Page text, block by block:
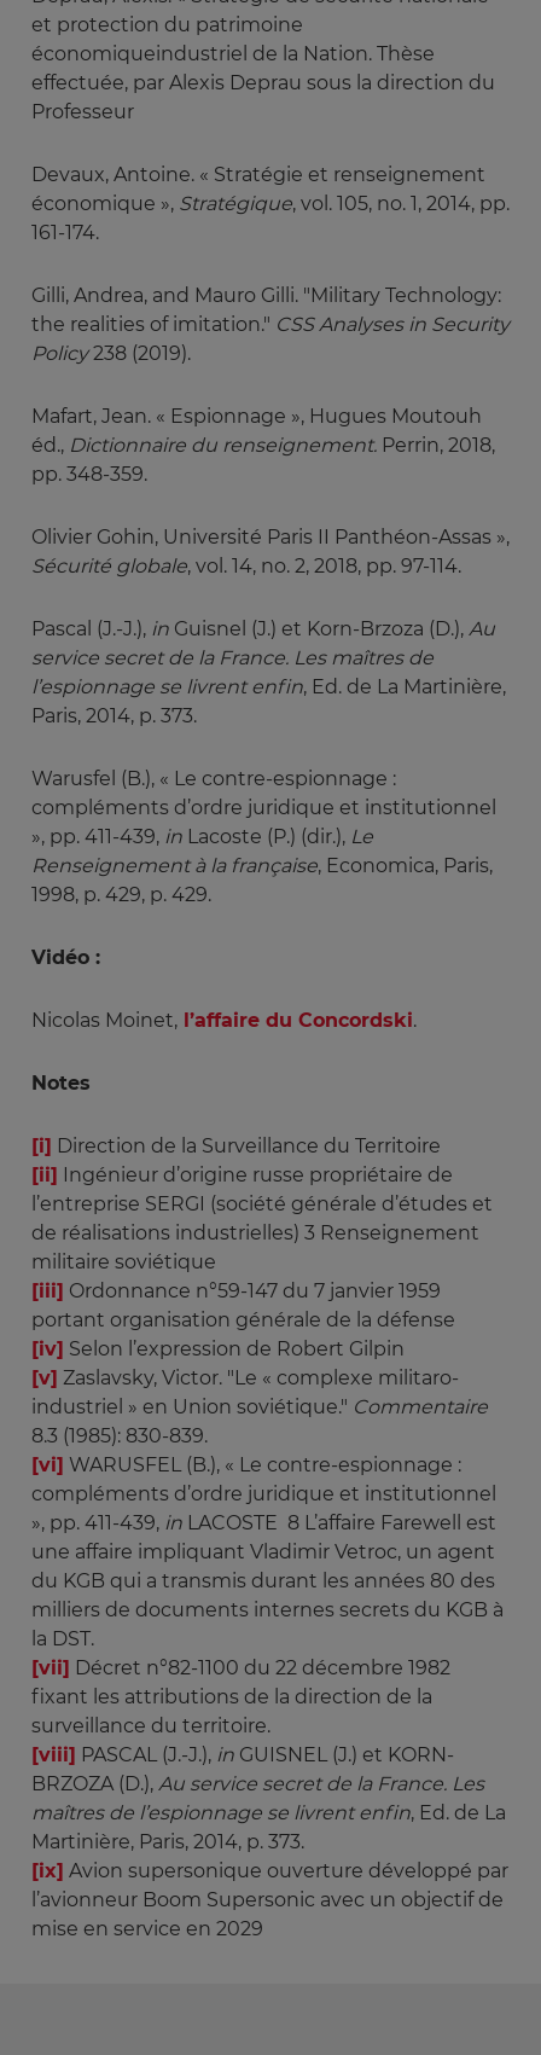
et protection du patrimoine
économiqueindustriel de la Nation. Thèse
effectuée, par Alexis Deprau sous la direction du
Professeur
Devaux, Antoine. « Stratégie et renseignement
économique », Stratégique, vol. 105, no. 1, 2014, pp.
161-174.
Gilli, Andrea, and Mauro Gilli. "Military Technology:
the realities of imitation." CSS Analyses in Security
Policy238 (2019).
Mafart, Jean. « Espionnage », Hugues Moutouh
éd., Dictionnaire du renseignement. Perrin, 2018,
pp. 348-359.
Olivier Gohin, Université Paris II Panthéon-Assas »,
Sécurité globale, vol. 14, no. 2, 2018, pp. 97-114.
Pascal (J.-J.), in Guisnel (J.) et Korn-Brzoza (D.), Au
service secret de la France. Les maîtres de
l’espionnage se livrent enfin, Ed. de La Martinière,
Paris, 2014, p. 373.
Warusfel (B.), « Le contre-espionnage :
compléments d’ordre juridique et institutionnel
», pp. 411-439, in Lacoste (P.) (dir.), Le
Renseignement à la française, Economica, Paris,
1998, p. 429, p. 429.
Vidéo :
Nicolas Moinet, l’affaire du Concordski.
Notes
[i] Direction de la Surveillance du Territoire
[ii]
Ingénieur d’origine russe propriétaire de
l’entreprise SERGI (société générale d’études et
de réalisations industrielles) 3 Renseignement
militaire soviétique
[iii] Ordonnance n°59-147 du 7 janvier 1959
portant organisation générale de la défense
[iv] Selon l’expression de Robert Gilpin
[v] Zaslavsky, Victor. "Le « complexe militaro-
industriel » en Union soviétique." Commentaire
8.3 (1985): 830-839.
[vi] WARUSFEL (B.), « Le contre-espionnage :
compléments d’ordre juridique et institutionnel
», pp. 411-439, in LACOSTE 8 L’affaire Farewell est
une affaire impliquant Vladimir Vetroc, un agent
du KGB qui a transmis durant les années 80 des
milliers de documents internes secrets du KGB à
la DST.
[vii] Décret n°82-1100 du 22 décembre 1982
fixant les attributions de la direction de la
surveillance du territoire.
[viii] PASCAL (J.-J.), in GUISNEL (J.) et KORN-
BRZOZA (D.), Au service secret de la France. Les
maîtres de l’espionnage se livrent enfin, Ed. de La
Martinière, Paris, 2014, p. 373.
[ix] Avion supersonique ouverture développé par
l’avionneur Boom Supersonic avec un objectif de
mise en service en 2029